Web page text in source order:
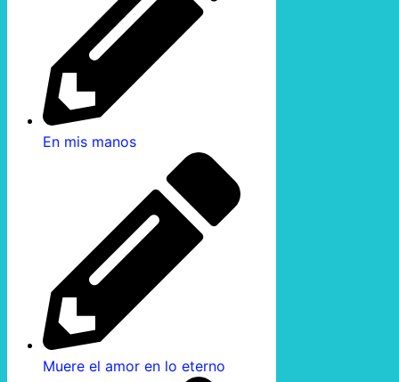
En mis manos
Muere el amor en lo eterno